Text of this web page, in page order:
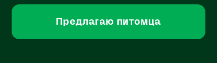
Предлагаю питомца